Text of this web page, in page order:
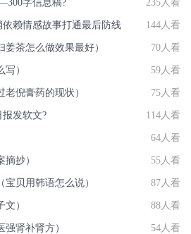
字信息稿? 235人看
赖情感故事打通最后防线 144人看
茶怎么做效果最好） 70人看
） 59人看
倪膏药的现状） 75人看
发软文? 114人看
64人看
抄） 55人看
贝用韩语怎么说） 87人看
） 88人看
肾补肾方） 54人看